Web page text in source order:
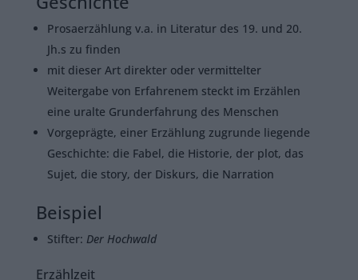
Prosaerzählung v.a. in Literatur des 19. und 20.
Jh.s zu finden
mit dieser Art direkter oder vermittelter
Weitergabe von Erfahrenem steckt im Erzählen
eine uralte Grunderfahrung des Menschen
Vorgeprägte, einer Erzählung zugrunde liegende
Geschichte: die Fabel, die Historie, der plot, das
Sujet, die story, der Diskurs, die Narration
Beispiel
Stifter: Der Hochwald
Erzählzeit